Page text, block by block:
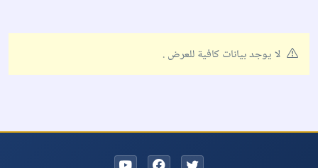
لا يوجد بيانات كافية للعرض .